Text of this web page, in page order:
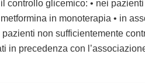
controllo glicemico: • nei
in monoterapia • in
non sufficientemente
in precedenza con